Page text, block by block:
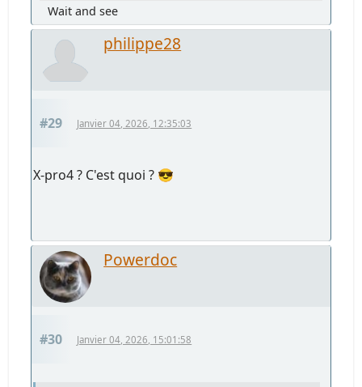
Wait and see
philippe28
#29 Janvier 04, 2026, 12:35:03
X-pro4 ? C'est quoi ? 😎
Powerdoc
#30 Janvier 04, 2026, 15:01:58